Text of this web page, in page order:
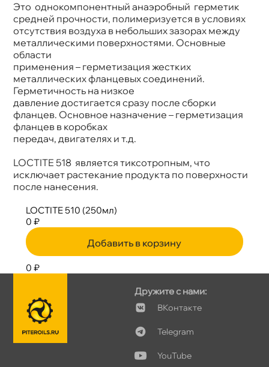
Это однокомпонентный анаэробный герметик
средней прочности, полимеризуется в условиях
отсутствия воздуха в небольших зазорах между
металлическими поверхностями. Основные
области
применения – герметизация жестких
металлических фланцевых соединений.
Герметичность на низкое
давление достигается сразу после сборки
фланцев. Основное назначение – герметизация
фланцев в коробках
передач, двигателях и т.д.
LOCTITE 518 является тиксотропным, что
исключает растекание продукта по поверхности
после нанесения.
Бренд
LOCTITE
Артикул
246594
LOCTITE 510 (250мл)
0 ₽
Добавить в корзину
0 ₽
Дружите с нами:
Контакте
Telegram
YouTube